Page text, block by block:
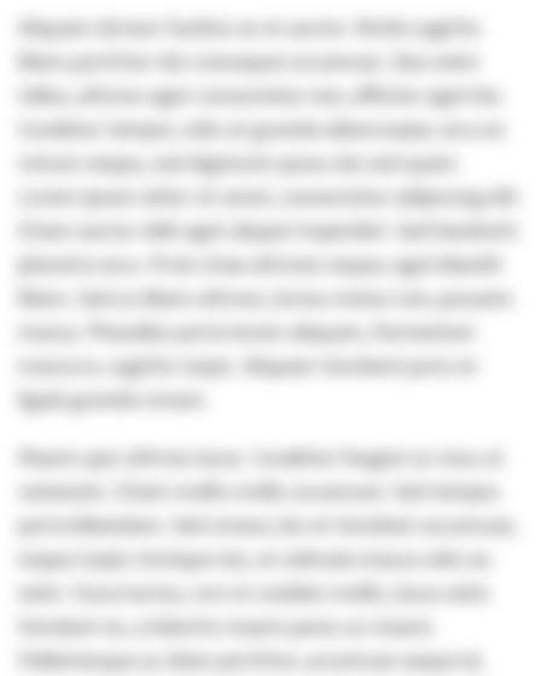
Aliquam dictum facilisis ex et auctor. Morbi sagittis
libero porttitor dui consequat accumsan. Duis enim
tellus, ultrices eget consectetur non, efficitur eget leo.
Curabitur tempor, odio at gravida ullamcorper, arcu ex
rutrum neque, sed dignissim purus dui sed quam.
Lorem ipsum dolor sit amet, consectetur adipiscing elit.
Etiam auctor nibh eget aliquet imperdiet. Sed hendrerit
pharetra arcu. Proin vitae ultricies neque, eget blandit
libero. Sed ac libero ultrices, luctus metus non, posuere
massa. Phasellus porta lorem aliquam, fermentum
massa in, sagittis turpis. Aliquam tincidunt justo et
ligula gravida ornare.
Mauris quis ultrices lacus. Curabitur feugiat ac risus at
venenatis. Etiam mollis mollis accumsan. Sed tempus
porta bibendum. Sed ornare, leo et tincidunt accumsan,
neque turpis tristique nisi, at vehicula massa odio eu
enim. Fusce luctus, orci ut sodales mollis, lacus enim
tincidunt ex, a lobortis mauris purus ac mauris.
Pellentesque ac diam porttitor, accumsan neque id,